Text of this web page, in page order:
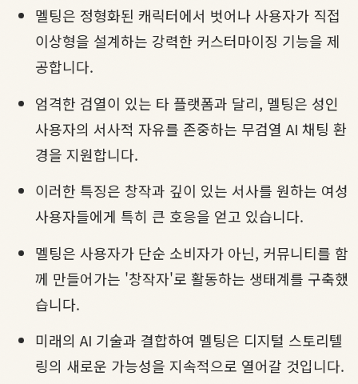
멜팅은 정형화된 캐릭터에서 벗어나 사용자가 직접
이상형을 설계하는 강력한 커스터마이징 기능을 제
공합니다.
엄격한 검열이 있는 타 플랫폼과 달리, 멜팅은 성인
사용자의 서사적 자유를 존중하는 무검열 AI 채팅 환
경을 지원합니다.
이러한 특징은 창작과 깊이 있는 서사를 원하는 여성
사용자들에게 특히 큰 호응을 얻고 있습니다.
멜팅은 사용자가 단순 소비자가 아닌, 커뮤니티를 함
께 만들어가는 '창작자'로 활동하는 생태계를 구축했
습니다.
미래의 AI 기술과 결합하여 멜팅은 디지털 스토리텔
링의 새로운 가능성을 지속적으로 열어갈 것입니다.